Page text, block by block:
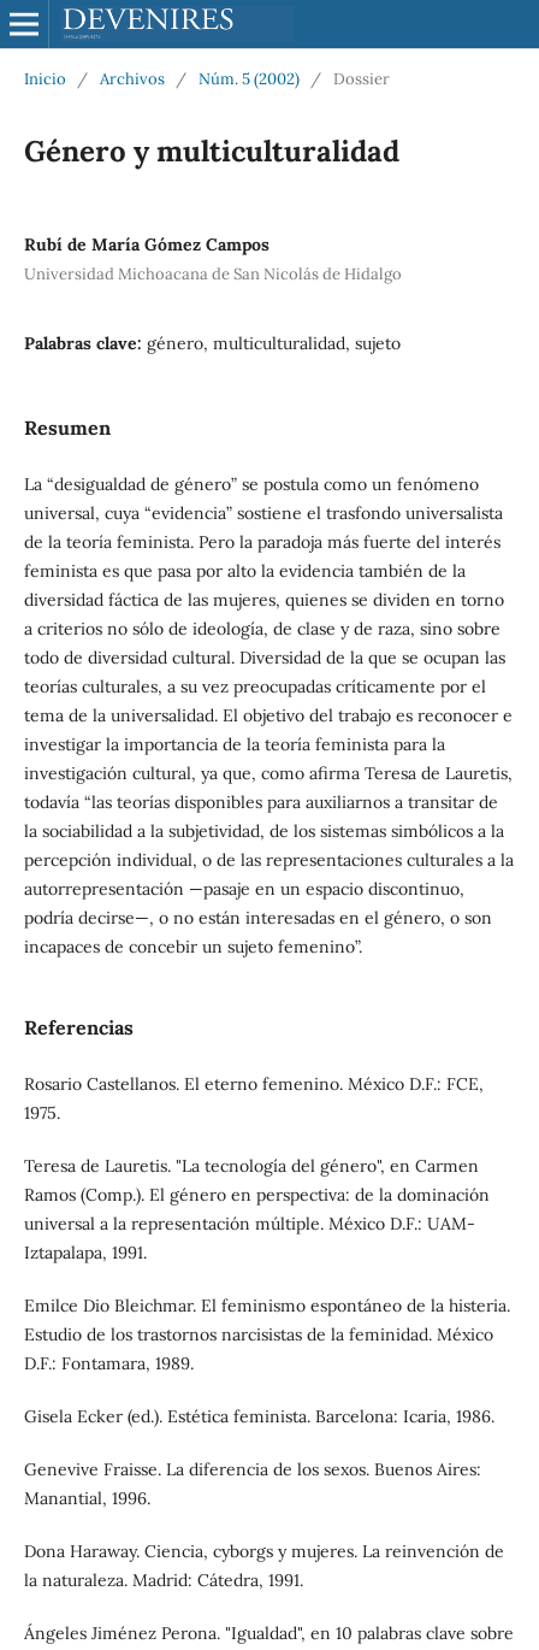
Inicio / Archivos / Núm. 5 (2002) / Dossier
Género y multiculturalidad
Rubí de María Gómez Campos
Universidad Michoacana de San Nicolás de Hidalgo
Palabras clave: género, multiculturalidad, sujeto
Resumen
La “desigualdad de género” se postula como un fenómeno
universal, cuya “evidencia” sostiene el trasfondo universalista
de la teoría feminista. Pero la paradoja más fuerte del interés
feminista es que pasa por alto la evidencia también de la
diversidad fáctica de las mujeres, quienes se dividen en torno
a criterios no sólo de ideología, de clase y de raza, sino sobre
todo de diversidad cultural. Diversidad de la que se ocupan las
teorías culturales, a su vez preocupadas críticamente por el
tema de la universalidad. El objetivo del trabajo es reconocer e
investigar la importancia de la teoría feminista para la
investigación cultural, ya que, como afirma Teresa de Lauretis,
todavía “las teorías disponibles para auxiliarnos a transitar de
la sociabilidad a la subjetividad, de los sistemas simbólicos a la
percepción individual, o de las representaciones culturales a la
autorrepresentación —pasaje en un espacio discontinuo,
podría decirse—, o no están interesadas en el género, o son
incapaces de concebir un sujeto femenino”.
Referencias
Rosario Castellanos. El eterno femenino. México D.F.: FCE,
1975.
Teresa de Lauretis. "La tecnología del género", en Carmen
Ramos (Comp.). El género en perspectiva: de la dominación
universal a la representación múltiple. México D.F.: UAM-
Iztapalapa, 1991.
Emilce Dio Bleichmar. El feminismo espontáneo de la histeria.
Estudio de los trastornos narcisistas de la feminidad. México
D.F.: Fontamara, 1989.
Gisela Ecker (ed.). Estética feminista. Barcelona: Icaria, 1986.
Genevive Fraisse. La diferencia de los sexos. Buenos Aires:
Manantial, 1996.
Dona Haraway. Ciencia, cyborgs y mujeres. La reinvención de
la naturaleza. Madrid: Cátedra, 1991.
Ángeles Jiménez Perona. "Igualdad", en 10 palabras clave sobre